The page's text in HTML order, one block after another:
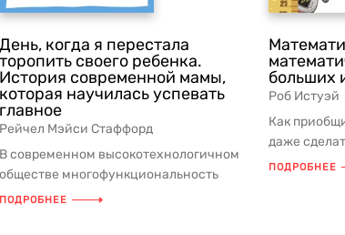
День, когда я перестала
торопить своего ребенка.
История современной мамы,
которая научилась успевать
главное
Рейчел Мэйси Стаффорд
В современном высокотехнологичном
обществе многофункциональность
становится неотъемлемой частью
ПОДРОБНЕЕ
больших
Роб Истуэй
Как
даже
ПОДРОБНЕЕ